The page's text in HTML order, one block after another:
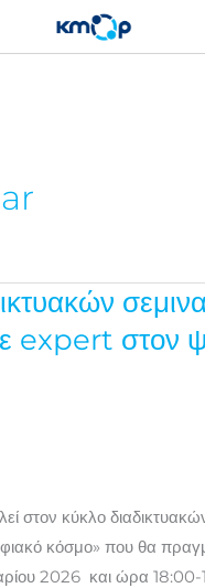
expert στον
στον κύκλο
κόσμο» που θα
2026 και ώρα 18:00-